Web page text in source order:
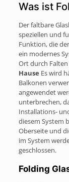
Was ist
Der faltbare
speziellen und
Funktion, die
ein modernes
Ort durch Falten
Hause Es wird
Balkonen
angewendet
unterbrechen,
Installations-
diesem System
Oberseite und
im System
geschlossen.
Folding